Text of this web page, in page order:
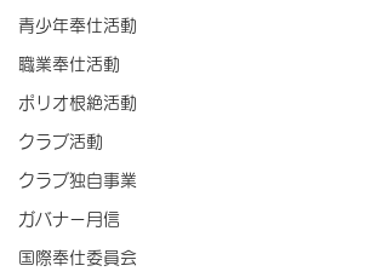
青少年奉仕活動
職業奉仕活動
ポリオ根絶活動
クラブ活動
クラブ独自事業
ガバナー月信
国際奉仕委員会